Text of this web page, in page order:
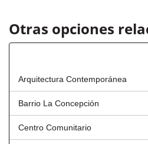
Otras opciones
Arquitectura Contemporánea
Barrio La Concepción
Centro Comunitario